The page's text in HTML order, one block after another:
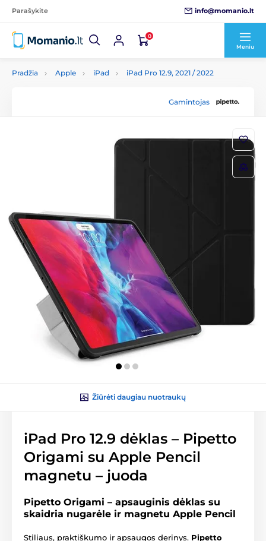
Parašykite info@momanio.lt
0
Meniu
Pradžia Apple iPad iPad Pro 12.9, 2021 / 2022
Gamintojas
Žiūrėti daugiau nuotraukų
iPad Pro 12.9 dėklas – Pipetto
Origami su Apple Pencil
magnetu – juoda
Pipetto Origami – apsauginis dėklas su
skaidria nugarėle ir magnetu Apple Pencil
Stiliaus, praktiškumo ir apsaugos derinys. Pipetto